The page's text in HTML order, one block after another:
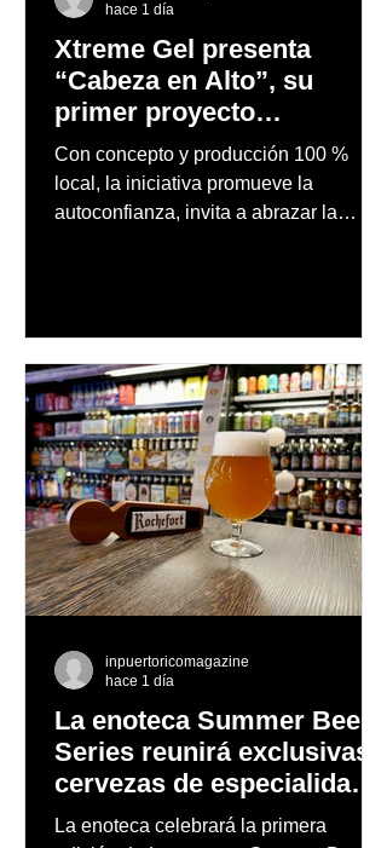
Xtreme Gel presenta
“Cabeza en Alto”, su
primer proyecto
audiovisual concebido y
producido completamente
en Puerto Rico
Con concepto y producción 100 %
local, la iniciativa promueve la
autoconfianza, invita a abrazar la
hace 1 día
La enoteca Summer Beer
Series reunirá exclusivas
cervezas de especialidad
en un evento abierto al
La enoteca celebrará la primera
inpuertoricomagazine
hace 1 día